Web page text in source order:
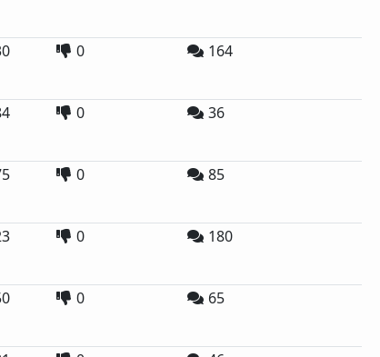
0 164
0 36
0 85
0 180
0 65